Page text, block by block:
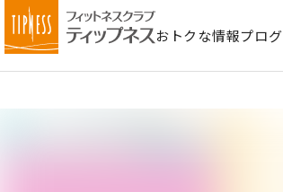
おトクな情報プロ